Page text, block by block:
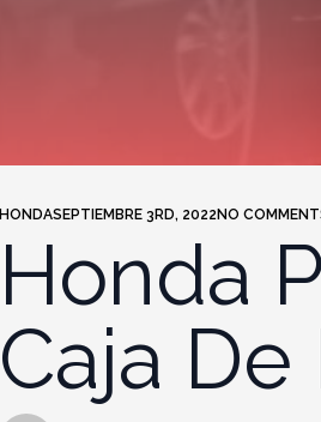
HONDASEPTIEMBRE 3RD, 2022 NO
Honda
Caja